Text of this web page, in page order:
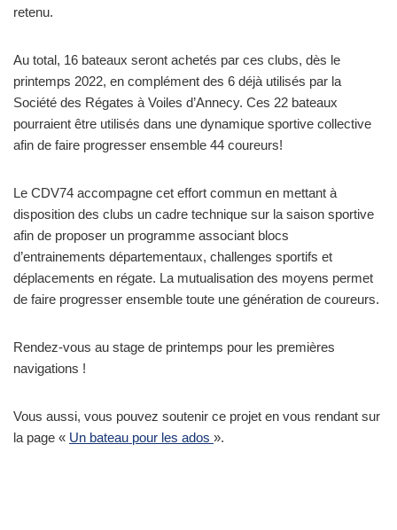
retenu.
Au total, 16 bateaux seront achetés par ces clubs, dès le
printemps 2022, en complément des 6 déjà utilisés par la
Société des Régates à Voiles d’Annecy. Ces 22 bateaux
pourraient être utilisés dans une dynamique sportive collective
afin de faire progresser ensemble 44 coureurs!
Le CDV74 accompagne cet effort commun en mettant à
disposition des clubs un cadre technique sur la saison sportive
afin de proposer un programme associant blocs
d’entrainements départementaux, challenges sportifs et
déplacements en régate. La mutualisation des moyens permet
de faire progresser ensemble toute une génération de coureurs.
Rendez-vous au stage de printemps pour les premières
navigations !
Vous aussi, vous pouvez soutenir ce projet en vous rendant sur
la page « Un bateau pour les ados ».